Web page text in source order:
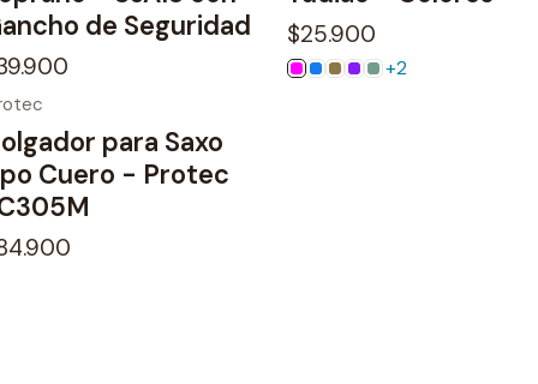
de Seguridad
$25.900
+2
para Saxo
Cuero - Protec